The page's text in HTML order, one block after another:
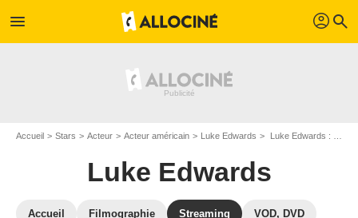
menu profil search
Accueil Stars Acteur Acteur américain Luke Edwards Luke Edwards : Films et séries online
Luke Edwards
Accueil Filmographie Streaming VOD, DVD